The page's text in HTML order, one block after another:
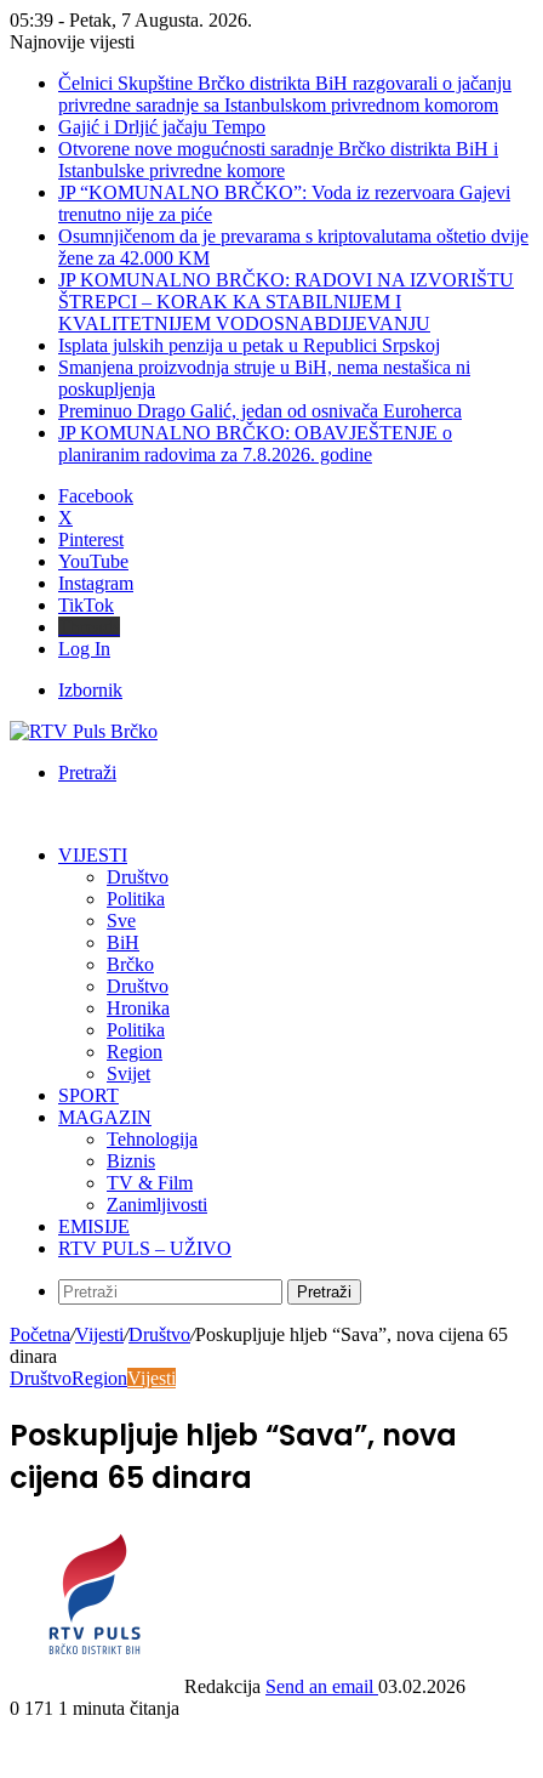
05:39 - Petak, 7 Augusta. 2026.
Najnovije vijesti
Čelnici Skupštine Brčko distrikta BiH razgovarali o jačanju
privredne saradnje sa Istanbulskom privrednom komorom
Gajić i Drljić jačaju Tempo
Otvorene nove mogućnosti saradnje Brčko distrikta BiH i
Istanbulske privredne komore
JP “KOMUNALNO BRČKO”: Voda iz rezervoara Gajevi
trenutno nije za piće
Osumnjičenom da je prevarama s kriptovalutama oštetio dvije
žene za 42.000 KM
JP KOMUNALNO BRČKO: RADOVI NA IZVORIŠTU
ŠTREPCI – KORAK KA STABILNIJEM I
KVALITETNIJEM VODOSNABDIJEVANJU
Isplata julskih penzija u petak u Republici Srpskoj
Smanjena proizvodnja struje u BiH, nema nestašica ni
poskupljenja
Preminuo Drago Galić, jedan od osnivača Euroherca
JP KOMUNALNO BRČKO: OBAVJEŠTENJE o
planiranim radovima za 7.8.2026. godine
Facebook
X
Pinterest
YouTube
Instagram
TikTok
Log In
Izbornik
Pretraži
VIJESTI
Društvo
Politika
Sve
BiH
Brčko
Društvo
Hronika
Politika
Region
Svijet
SPORT
MAGAZIN
Tehnologija
Biznis
TV & Film
Zanimljivosti
EMISIJE
RTV PULS – UŽIVO
Pretraži
Početna/Vijesti/Društvo/Poskupljuje hljeb “Sava”, nova cijena 65
dinara
DruštvoRegionVijesti
Poskupljuje hljeb “Sava”, nova
cijena 65 dinara
Redakcija Send an email 03.02.2026
0 171 1 minuta čitanja